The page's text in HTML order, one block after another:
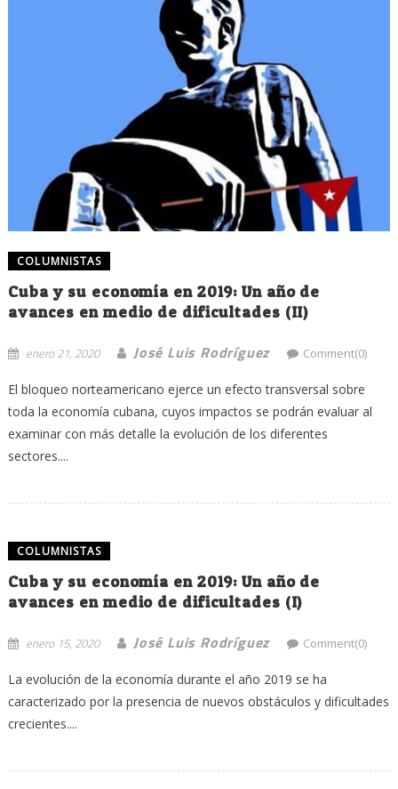
COLUMNISTAS
Cuba y su economía en 2019: Un año de
avances en medio de dificultades (II)
enero 21, 2020 José Luis Rodríguez Comment(0)
El bloqueo norteamericano ejerce un efecto transversal sobre
toda la economía cubana, cuyos impactos se podrán evaluar al
examinar con más detalle la evolución de los diferentes
sectores....
COLUMNISTAS
Cuba y su economía en 2019: Un año de
avances en medio de dificultades (I)
enero 15, 2020 José Luis Rodríguez Comment(0)
La evolución de la economía durante el año 2019 se ha
caracterizado por la presencia de nuevos obstáculos y dificultades
crecientes....